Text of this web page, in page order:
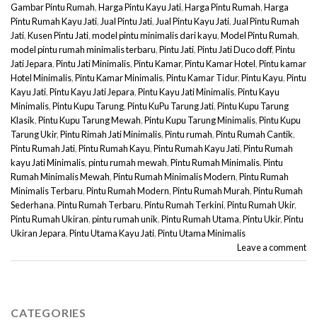
Gambar Pintu Rumah,Harga Pintu Kayu Jati,Harga Pintu Rumah,Harga
Pintu Rumah Kayu Jati,Jual Pintu Jati,Jual Pintu Kayu Jati,Jual Pintu Rumah
Jati,Kusen Pintu Jati,model pintu minimalis dari kayu,Model Pintu Rumah,
model pintu rumah minimalis terbaru,Pintu Jati,Pintu Jati Duco doff,Pintu
Jati Jepara,Pintu Jati Minimalis,Pintu Kamar,Pintu Kamar Hotel,Pintu kamar
Hotel Minimalis,Pintu Kamar Minimalis,Pintu Kamar Tidur,Pintu Kayu,Pintu
Kayu Jati,Pintu Kayu Jati Jepara,Pintu Kayu Jati Minimalis,Pintu Kayu
Minimalis,Pintu Kupu Tarung,Pintu KuPu Tarung Jati,Pintu Kupu Tarung
Klasik,Pintu Kupu Tarung Mewah,Pintu Kupu Tarung Minimalis,Pintu Kupu
Tarung Ukir,Pintu Rimah Jati Minimalis,Pintu rumah,Pintu Rumah Cantik,
Pintu Rumah Jati,Pintu Rumah Kayu,Pintu Rumah Kayu Jati,Pintu Rumah
kayu Jati Minimalis,pintu rumah mewah,Pintu Rumah Minimalis,Pintu
Rumah Minimalis Mewah,Pintu Rumah Minimalis Modern,Pintu Rumah
Minimalis Terbaru,Pintu Rumah Modern,Pintu Rumah Murah,Pintu Rumah
Sederhana,Pintu Rumah Terbaru,Pintu Rumah Terkini,Pintu Rumah Ukir,
Pintu Rumah Ukiran,pintu rumah unik,Pintu Rumah Utama,Pintu Ukir,Pintu
Ukiran Jepara,Pintu Utama Kayu Jati,Pintu Utama Minimalis
Leave a comment
CATEGORIES